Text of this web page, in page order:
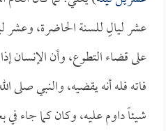
عشر ليالٍ للسنة الحاضرة، وعشر
على قضاء التطوع، وأن الإنسان
فاته فله أنه يقضيه، والنبي صلى
شيئاً داوم عليه، وكان كما جاء